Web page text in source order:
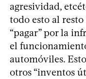
agresividad,
todo esto al
“pagar” por la
el
automóviles.
otros “inventos